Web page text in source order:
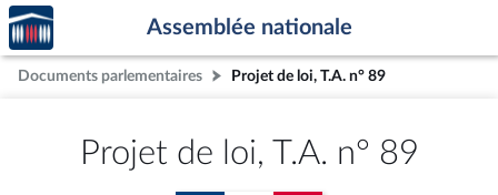
Aller au contenu
Aller en bas de la page
Accèder
à la
page
d'accueil
Assemblée nationale
Documents parlementaires Projet de loi, T.A. n° 89
Projet de loi, T.A. n° 89